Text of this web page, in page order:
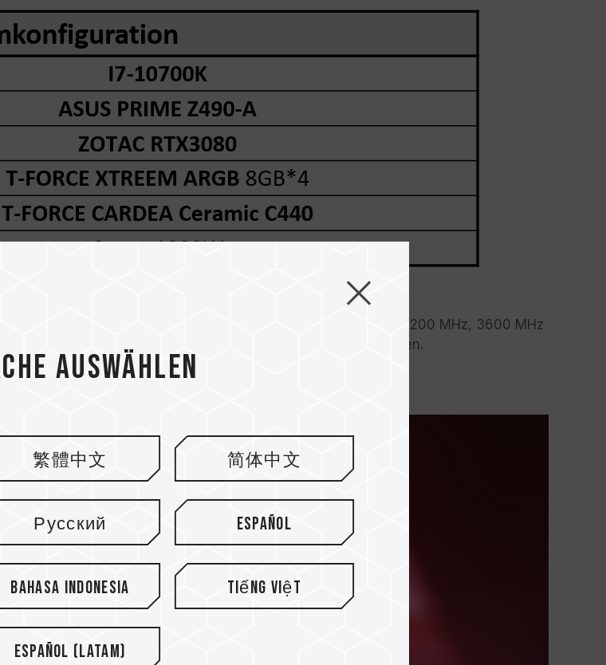
T-FORCE XTREEM ARGB schrittweise von 3000 MHz auf 3200 MHz, 3600 MHz
, um zu testen und zu vergleichen.
auswählen
繁體中文 简体中文
Русский Español
Bahasa Indonesia Tiếng Việt
Español (Latam)